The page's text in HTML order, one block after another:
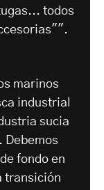
todos
marinos
industrial
sucia
Debemos
fondo en
transición